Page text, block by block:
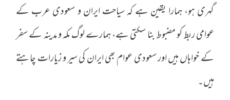
گہری ہو، ہمارا یقین ہے کہ سیاحت ایران و سعودی عرب کے
عوامی ربط کو مضبوط بنا سکتی ہے، ہمارے لوگ مکہ و مدینہ کے سفر
کے خواہاں ہیں اور سعودی عوام بھی ایران کی سیر و زیارات چاہتے
ہیں۔